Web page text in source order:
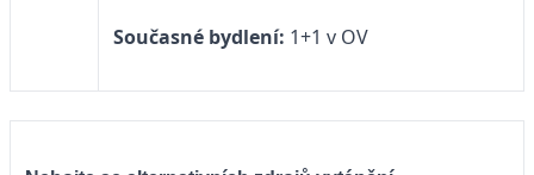
Současné bydlení: 1+1 v OV